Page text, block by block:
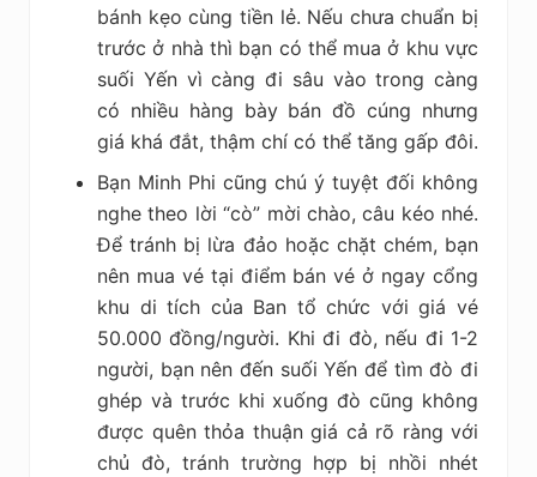
bánh kẹo cùng tiền lẻ. Nếu chưa chuẩn bị
trước ở nhà thì bạn có thể mua ở khu vực
suối Yến vì càng đi sâu vào trong càng
có nhiều hàng bày bán đồ cúng nhưng
giá khá đắt, thậm chí có thể tăng gấp đôi.
Bạn Minh Phi cũng chú ý tuyệt đối không
nghe theo lời “cò” mời chào, câu kéo nhé.
Để tránh bị lừa đảo hoặc chặt chém, bạn
nên mua vé tại điểm bán vé ở ngay cổng
khu di tích của Ban tổ chức với giá vé
50.000 đồng/người. Khi đi đò, nếu đi 1-2
người, bạn nên đến suối Yến để tìm đò đi
ghép và trước khi xuống đò cũng không
được quên thỏa thuận giá cả rõ ràng với
chủ đò, tránh trường hợp bị nhồi nhét